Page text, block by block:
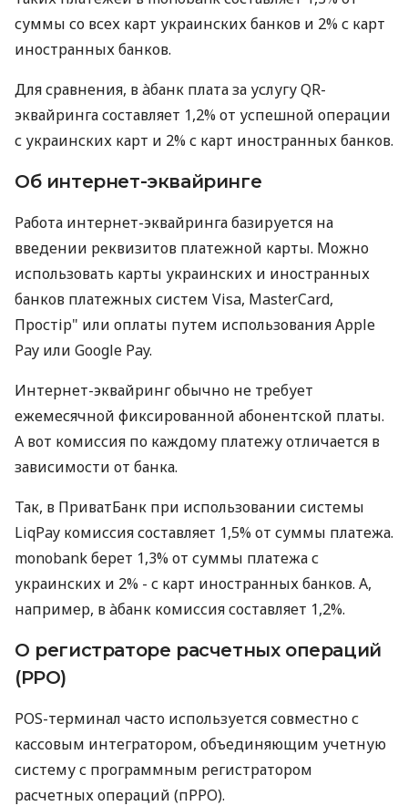
суммы со всех карт украинских банков и 2% с карт
иностранных банков.
Для сравнения, в àбанк плата за услугу QR-
эквайринга составляет 1,2% от успешной операции
с украинских карт и 2% с карт иностранных банков.
Об интернет-эквайринге
Работа интернет-эквайринга базируется на
введении реквизитов платежной карты. Можно
использовать карты украинских и иностранных
банков платежных систем Visa, MasterCard,
Простір" или оплаты путем использования Apple
Pay или Google Pay.
Интернет-эквайринг обычно не требует
ежемесячной фиксированной абонентской платы.
А вот комиссия по каждому платежу отличается в
зависимости от банка.
Так, в ПриватБанк при использовании системы
LiqPay комиссия составляет 1,5% от суммы платежа.
monobank берет 1,3% от суммы платежа с
украинских и 2% - с карт иностранных банков. А,
например, в àбанк комиссия составляет 1,2%.
О регистраторе расчетных операций
(РРО)
POS-терминал часто используется совместно с
кассовым интегратором, объединяющим учетную
систему с программным регистратором
расчетных операций (пРРО).